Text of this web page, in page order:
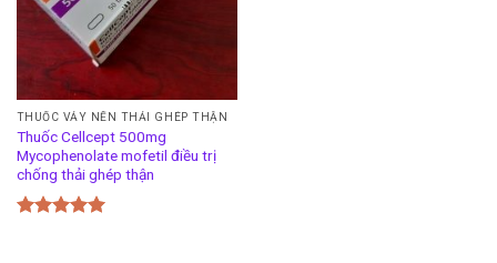
THUỐC VẢY NẾN THẢI GHÉP THẬN
Thuốc Cellcept 500mg
Mycophenolate mofetil điều trị
chống thải ghép thận